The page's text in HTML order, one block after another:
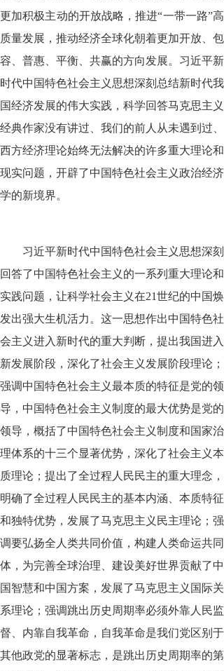
更加积极主动的开放战略，推进“一带一路”高
质量发展，推动经济全球化朝着更加开放、包
容、普惠、平衡、共赢的方向发展。习近平新
时代中国特色社会主义思想深刻总结新时代我
国经济发展的伟大实践，科学回答马克思主义
经典作家没有讲过、我们的前人从未遇到过、
西方经济理论始终无法解决的许多重大理论和
现实问题，开辟了中国特色社会主义政治经济
学的新境界。
习近平新时代中国特色社会主义思想深刻
回答了中国特色社会主义的一系列重大理论和
实践问题，让科学社会主义在21世纪的中国焕
发出强大生机活力。这一思想作出中国特色社
会主义进入新时代的重大判断，提出我国进入
新发展阶段，深化了社会主义发展阶段理论；
强调中国特色社会主义最本质的特征是党的领
导，中国特色社会主义制度的最大优势是党的
领导，概括了中国特色社会主义制度和国家治
理体系的十三个显著优势，深化了社会主义本
质理论；提出了全过程人民民主的重大理念，
明确了全过程人民民主的基本内涵、本质特征
和独特优势，发展了马克思主义民主理论；强
调要弘扬全人类共同价值，构建人类命运共同
体，为完善全球治理、建设美好世界贡献了中
国智慧和中国方案，发展了马克思主义国际关
系理论；强调跳出历史周期率必须外靠人民监
督、内靠自我革命，自我革命是我们党区别于
其他政党的显著标志，是跳出历史周期率的第